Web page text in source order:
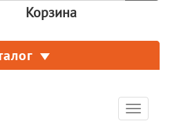
Корзина
Toggle